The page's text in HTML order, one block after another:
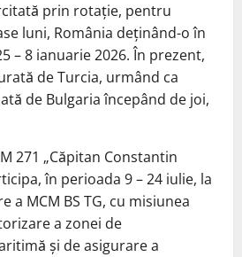
prin rotaţie, pentru
luni, România deţinând-o în
– 8 ianuarie 2026. În prezent,
de Turcia, urmând ca
de Bulgaria începând de joi,
271 „Căpitan Constantin
în perioada 9 – 24 iulie, la
a MCM BS TG, cu misiunea
a zonei de
şi de asigurare a